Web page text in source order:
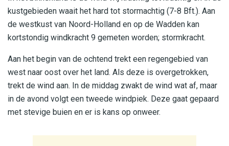
kustgebieden waait het hard tot stormachtig (7-8 Bft.). Aan
de westkust van Noord-Holland en op de Wadden kan
kortstondig windkracht 9 gemeten worden; stormkracht.
Aan het begin van de ochtend trekt een regengebied van
west naar oost over het land. Als deze is overgetrokken,
trekt de wind aan. In de middag zwakt de wind wat af, maar
in de avond volgt een tweede windpiek. Deze gaat gepaard
met stevige buien en er is kans op onweer.